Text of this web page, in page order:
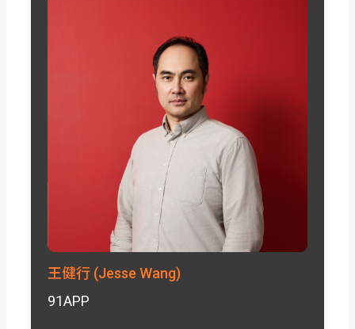
王健行 (Jesse Wang)
91APP